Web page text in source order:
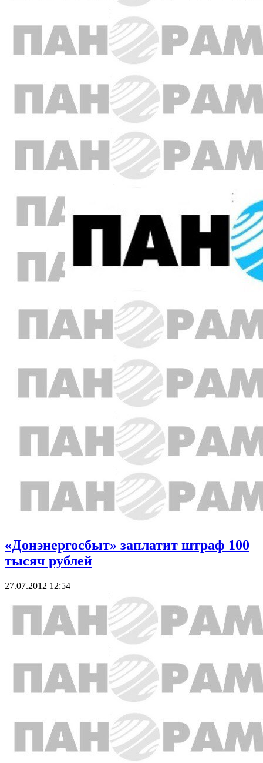
«Донэнергосбыт» заплатит штраф 100
тысяч рублей
27.07.2012 12:54